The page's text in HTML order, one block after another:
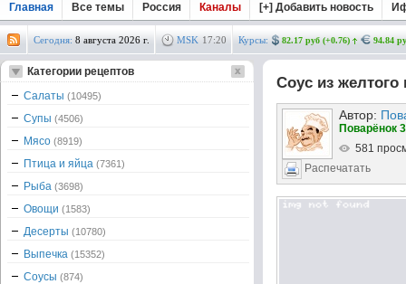
Главная Все темы Россия Каналы [+] Добавить новость
Сегодня: 8 августа 2026 г. MSK 17:20 Курсы: 82.17 руб (+0.76) 94.84
Соус из желтого
Автор:
Поварёнок
581
Распечатать
Категории рецептов
Салаты (10495)
Супы (4506)
Мясо (8919)
Птица и яйца (7361)
Рыба (3698)
Овощи (1583)
Десерты (10780)
Выпечка (15352)
Соусы (874)